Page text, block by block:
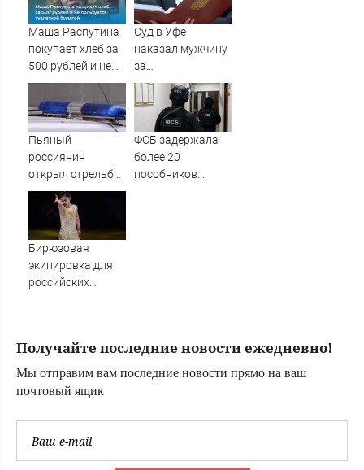
силовиков -
Новости на
Маша Распутина
покупает хлеб за
500 рублей и не
пользуется
туалетной
бумагой
Суд в Уфе
наказал мужчину
за
издевательства
над родителями
Пьяный
россиянин
открыл стрельбу
по скорой
помощи и
полицейским
ФСБ задержала
более 20
пособников
Бирюзовая
экипировка для
российских
Получайте последние новости ежедневно!
Мы отправим вам последние новости прямо на ваш
почтовый ящик